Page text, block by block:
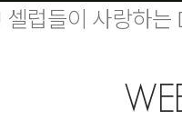
럽들이 사랑하